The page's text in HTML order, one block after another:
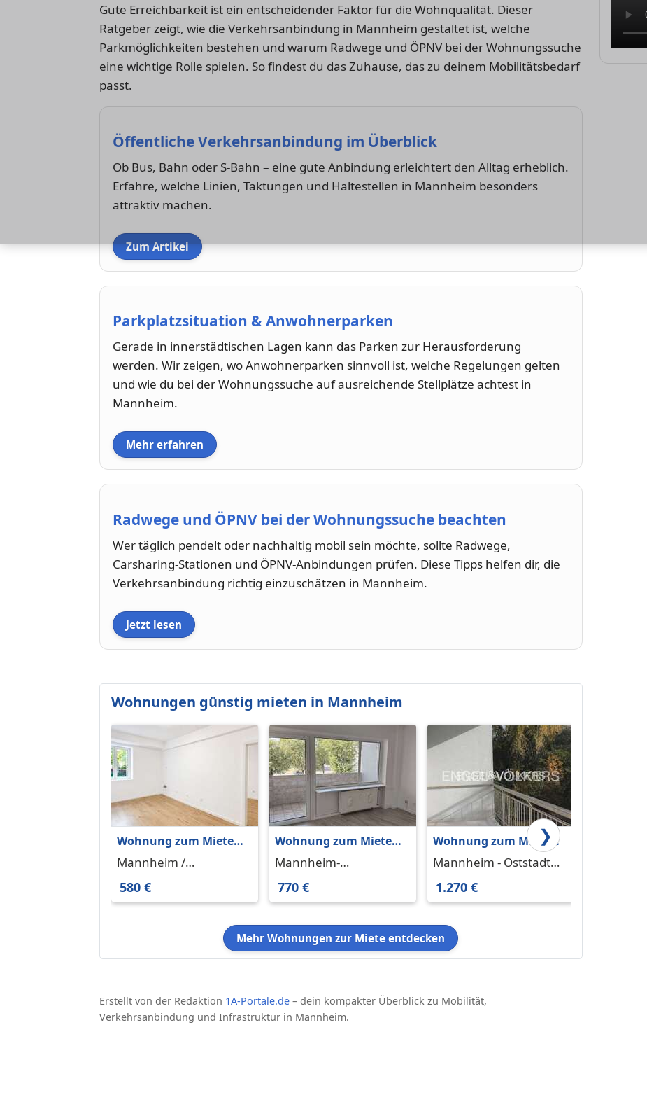
Gute Erreichbarkeit ist ein entscheidender Faktor für die Wohnqualität. Dieser
Ratgeber zeigt, wie die Verkehrsanbindung in Mannheim gestaltet ist, welche
Parkmöglichkeiten bestehen und warum Radwege und ÖPNV bei der Wohnungssuche
eine wichtige Rolle spielen. So findest du das Zuhause, das zu deinem Mobilitätsbedarf
passt.
Öffentliche Verkehrsanbindung im Überblick
Ob Bus, Bahn oder S-Bahn – eine gute Anbindung erleichtert den Alltag erheblich.
Erfahre, welche Linien, Taktungen und Haltestellen in Mannheim besonders
attraktiv machen.
Zum Artikel
Parkplatzsituation & Anwohnerparken
Gerade in innerstädtischen Lagen kann das Parken zur Herausforderung
werden. Wir zeigen, wo Anwohnerparken sinnvoll ist, welche Regelungen gelten
und wie du bei der Wohnungssuche auf ausreichende Stellplätze achtest in
Mannheim.
Mehr erfahren
Radwege und ÖPNV bei der Wohnungssuche beachten
Wer täglich pendelt oder nachhaltig mobil sein möchte, sollte Radwege,
Carsharing-Stationen und ÖPNV-Anbindungen prüfen. Diese Tipps helfen dir, die
Verkehrsanbindung richtig einzuschätzen in Mannheim.
Jetzt lesen
Wohnungen günstig mieten in Mannheim
Wohnung zum Mieten
in Mannheim
29.73 m²
Mannheim /
Neckarstadt-Ost 68167
580 €
Wohnung zum Mieten
in Mannheim-
m²
Mannheim-
Feudenheim 68259
770 €
Wohnung zum Mieten
in Mannheim -
Mannheim - Oststadt
68165
1.270 €
❯
Mehr Wohnungen zur Miete entdecken
Erstellt von der Redaktion 1A-Portale.de – dein kompakter Überblick zu Mobilität,
Verkehrsanbindung und Infrastruktur in Mannheim.